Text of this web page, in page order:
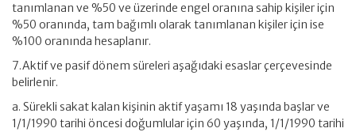
tanımlanan ve %50 ve üzerinde engel oranına sahip kişiler için
%50 oranında, tam bağımlı olarak tanımlanan kişiler için ise
%100 oranında hesaplanır.
7.Aktif ve pasif dönem süreleri aşağıdaki esaslar çerçevesinde
belirlenir.
a. Sürekli sakat kalan kişinin aktif yaşamı 18 yaşında başlar ve
1/1/1990 tarihi öncesi doğumlular için 60 yaşında, 1/1/1990 tarihi